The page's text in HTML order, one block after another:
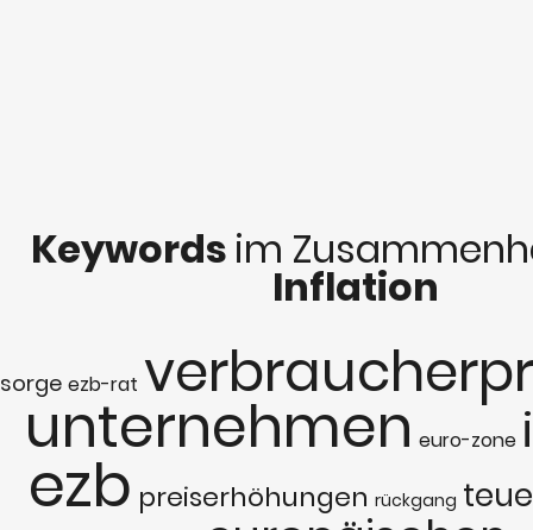
Keywords im
Inflation
sorge ezb-rat
unternehmen euro-zone
ezb preiserhöhungen rückgang